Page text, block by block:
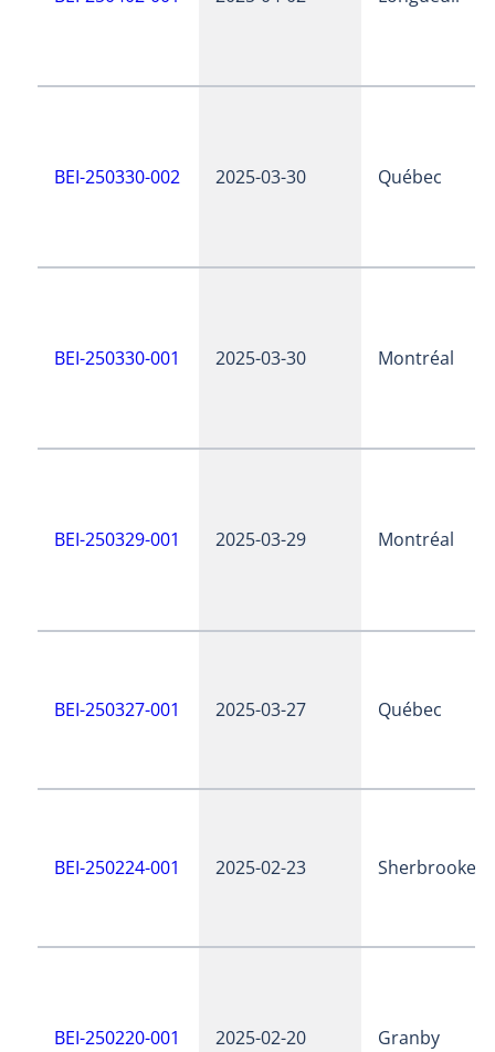
BEI-250330-002 2025-03-30 Québec
BEI-250330-001 2025-03-30 Montréal
BEI-250329-001 2025-03-29 Montréal
BEI-250327-001 2025-03-27 Québec
BEI-250224-001 2025-02-23 Sherbrooke
BEI-250220-001 2025-02-20 Granby